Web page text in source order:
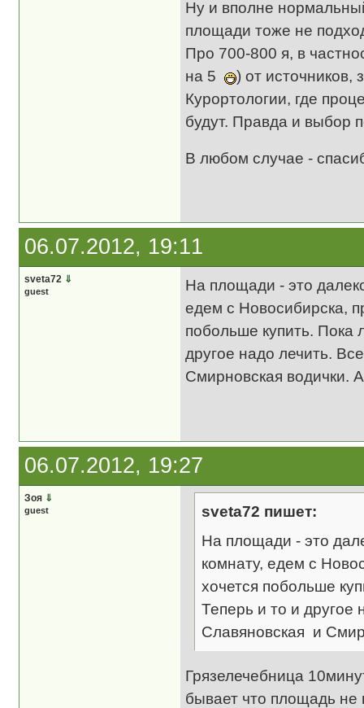
Ну и вполне
площади тоже не
Про 700-800 я, в
на 5
) от источников,
Курортологии, где
будут. Правда и выбор
В любом случае -
06.07.2012, 19:11
sveta72 ⇓
guest
На площади - это
едем с Новосибирска,
побольше купить. Пока
другое надо лечить.
Смирновская водички.
06.07.2012, 19:27
Зоя ⇓
guest
sveta72 пишет:
На площади - это
комнату, едем с
хочется побольше
Теперь и то и другое
Славяновская и
Грязелечебница
бывает что площадь не